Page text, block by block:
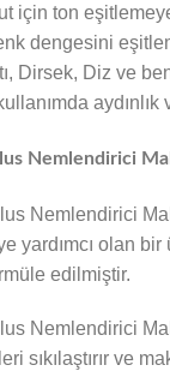
için ton
dengesini
Dirsek, Diz ve
aydınlık
Nemlendirici
Nemlendirici
yardımcı olan
edilmiştir.
Nemlendirici
sıkılaştırır ve